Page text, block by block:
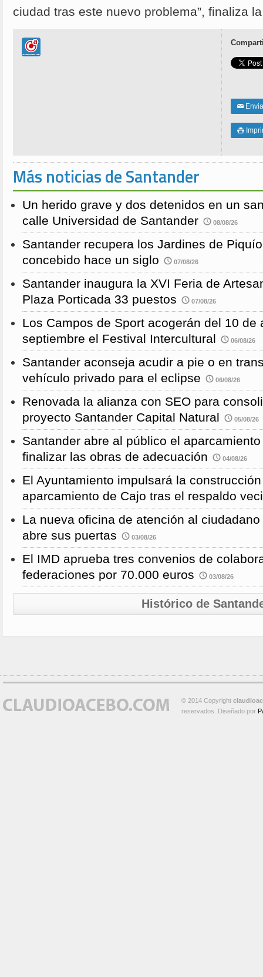
ciudad tras este nuevo problema”, finaliza
✉

Más noticias de Santander
Un herido grave y dos detenidos en un
calle Universidad de Santander
08/08/26
Santander recupera los Jardines de
concebido hace un siglo
07/08/26
Santander inaugura la XVI Feria de
Plaza Porticada 33 puestos
07/08/26
Los Campos de Sport acogerán del 10 de
septiembre el Festival Intercultural
06/08/26
Santander aconseja acudir a pie o en
vehículo privado para el eclipse
06/08/26
Renovada la alianza con SEO para
proyecto Santander Capital Natural
05/08/26
Santander abre al público el
finalizar las obras de adecuación
04/08/26
El Ayuntamiento impulsará la
aparcamiento de Cajo tras el respaldo
La nueva oficina de atención al
abre sus puertas
03/08/26
El IMD aprueba tres convenios de
federaciones por 70.000 euros
03/08/26
Histórico de
© 2014 Copyright
reservados. Diseñado por